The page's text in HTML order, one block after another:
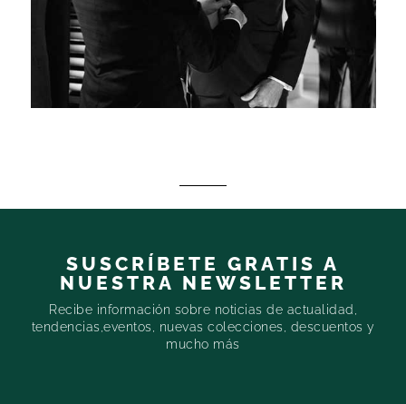
SUSCRÍBETE GRATIS A
NUESTRA NEWSLETTER
Recibe información sobre noticias de actualidad,
tendencias,eventos, nuevas colecciones, descuentos y
mucho más